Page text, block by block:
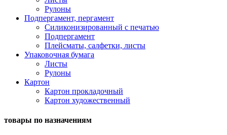
Рулоны
Подпергамент, пергамент
Силиконизированный с печатью
Подпергамент
Плейсматы, салфетки, листы
Упаковочная бумага
Листы
Рулоны
Картон
Картон прокладочный
Картон художественный
товары по назначениям